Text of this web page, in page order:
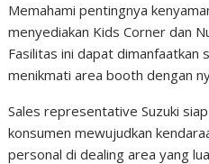
Memahami pentingnya
menyediakan Kids Corner dan
Fasilitas ini dapat dimanfaatkan
menikmati area booth dengan
Sales representative Suzuki
konsumen mewujudkan
personal di dealing area yang